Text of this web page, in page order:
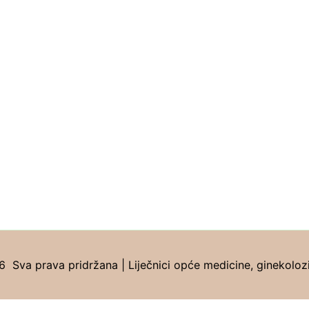
Sva prava pridržana | Liječnici opće medicine,